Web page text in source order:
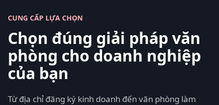
CUNG CẤP LỰA CHỌN
Chọn đúng giải pháp văn
phòng cho doanh nghiệp
của bạn
Từ địa chỉ đăng ký kinh doanh đến văn phòng làm